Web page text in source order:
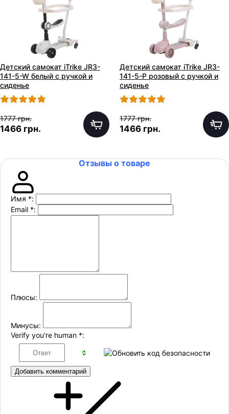
Детский самокат iTrike JR3-
141-5-W белый с ручкой и
сиденье
1777 грн.
1466 грн.
Детский самокат iTrike JR3-
141-5-P розовый с ручкой и
сиденье
1777 грн.
1466 грн.
Отзывы о товаре
Имя *:
Email *:
Плюсы:
Минусы:
Verify you're human *:
Добавить комментарий